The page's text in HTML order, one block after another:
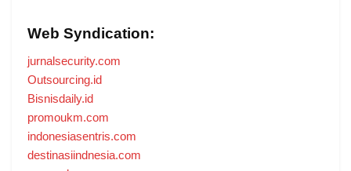
Web Syndication:
jurnalsecurity.com
Outsourcing.id
Bisnisdaily.id
promoukm.com
indonesiasentris.com
destinasiindnesia.com